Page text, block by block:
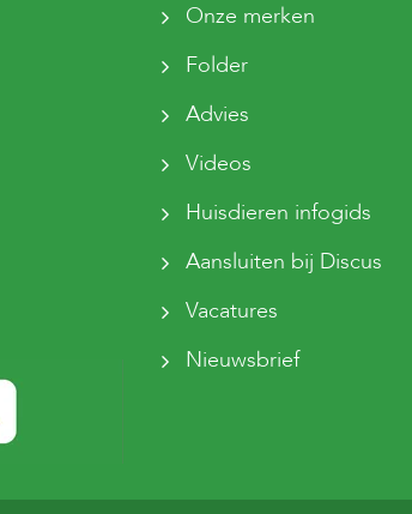
Onze merken
Folder
Advies
Videos
Huisdieren infogids
Aansluiten bij Discus
Vacatures
Nieuwsbrief